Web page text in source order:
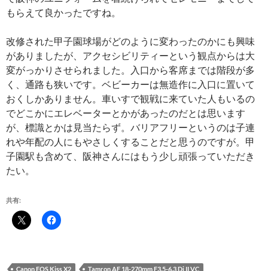
もらえて良かったですね。
改修された甲子園球場がどのように変わったのかにも興味
がありましたが、アクセシビリティーという観点からは大
変がっかりさせられました。入口から客席までは階段が多
く、通路も狭いです。ベビーカーは無造作に入口に置いて
おくしかありません。車いすで観戦に来ていた人もいるの
でどこかにエレベーターとかがあったのだとは思います
が、標識とかは見当たらず。バリアフリーというのは子連
れや年配の人にもやさしくすることだと思うのですが。甲
子園駅も含めて、阪神さんにはもう少し頑張っていただき
たい。
共有:
Canon EOS Kiss X2 Tamron AF 18-270mm F3.5-6.3 Di II VC